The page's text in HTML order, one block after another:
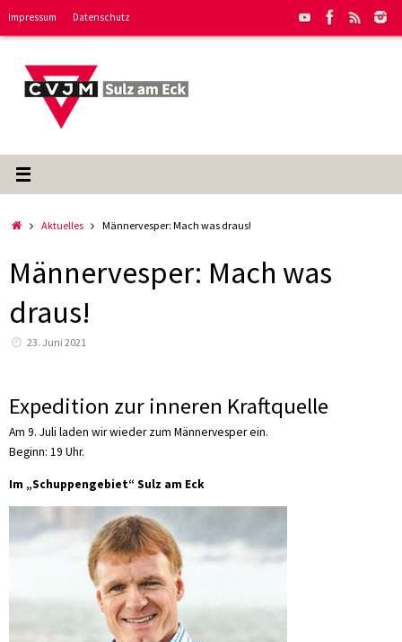
Impressum Datenschutz
StartAktuelles Männervesper: Mach was draus!
Männervesper: Mach was
draus!
23. Juni 2021
Expedition zur inneren Kraftquelle
Am 9. Juli laden wir wieder zum Männervesper ein.
Beginn: 19 Uhr.
Im „Schuppengebiet“ Sulz am Eck